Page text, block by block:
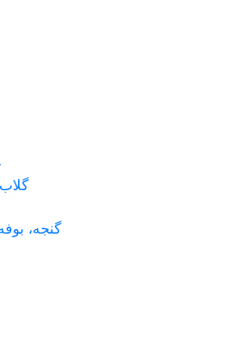
گنجه،